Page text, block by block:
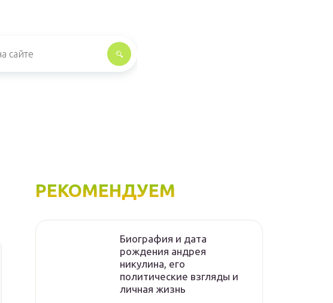
РЕКОМЕНДУЕМ
Биография и дата
рождения андрея
никулина, его
политические взгляды и
личная жизнь